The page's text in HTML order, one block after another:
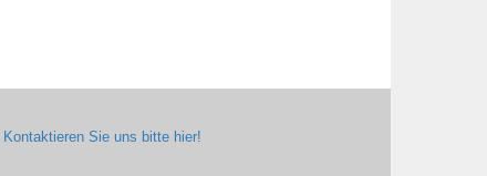
Kontaktieren Sie uns bitte hier!